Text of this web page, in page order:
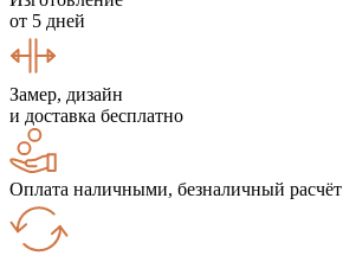
от 5 дней
Замер, дизайн
и доставка бесплатно
Оплата наличными, безналичный расчёт